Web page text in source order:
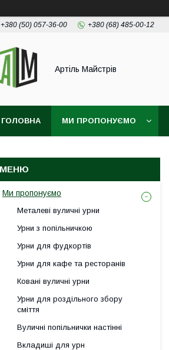
+380 (50) 057-36-00 +380 (68) 485-00-12
Артіль Майстрів
ГОЛОВНА МИ ПРОПОНУЄМО
Ми пропонуємо
Металеві вуличні урни
Урни з попільничкою
Урни для фудкортів
Урни для кафе та ресторанів
Ковані вуличні урни
Урни для роздільного збору
сміття
Вуличні попільнички настінні
Вкладиші для урн